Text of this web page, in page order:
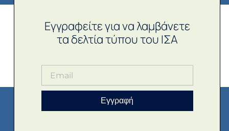
Εγγραφείτε για να λαμβάνετε
τα δελτία τύπου του ΙΣΑ
Εγγραφή